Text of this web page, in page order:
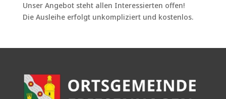
Unser Angebot steht allen Interessierten offen!
Die Ausleihe erfolgt unkompliziert und kostenlos.